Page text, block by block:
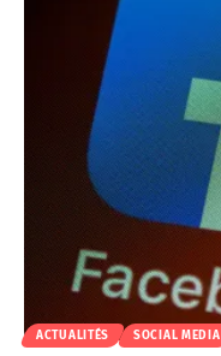
ACTUALITÉS SOCIAL MEDIA